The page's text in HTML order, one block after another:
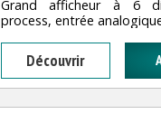
Grand afficheur à 6
process, entrée
Découvrir